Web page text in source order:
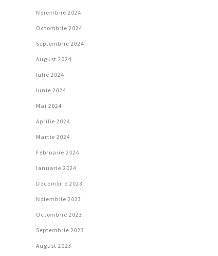
Noiembrie 2024
Octombrie 2024
Septembrie 2024
August 2024
Iulie 2024
Iunie 2024
Mai 2024
Aprilie 2024
Martie 2024
Februarie 2024
Ianuarie 2024
Decembrie 2023
Noiembrie 2023
Octombrie 2023
Septembrie 2023
August 2023